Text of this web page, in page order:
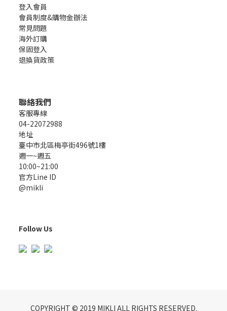
登入會員
會員制度&購物金辦法
常見問題
海外訂購
保固登入
退換貨政策
聯絡我們
客服專線
04-22072988
地址
臺中市北區梅亭街496號1樓
週一~週五
10:00~21:00
官方Line ID
@mikli
Follow Us
COPYRIGHT © 2019 MIKLI ALL RIGHTS RESERVED.